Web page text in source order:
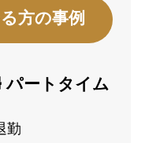
方の事例
パートタイム
勤